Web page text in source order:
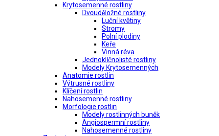
Krytosemenné rostliny
Dvouděložné rostliny
Luční květiny
Stromy
Polní plodiny
Keře
Vinná réva
Jednoklíčnolisté rostliny
Modely Krytosemenných
Anatomie rostlin
Výtrusné rostliny
Klíčení rostlin
Nahosemenné rostliny
Morfologie rostlin
Modely rostlinných buněk
Angiospermní rostliny
Nahosemenné rostliny